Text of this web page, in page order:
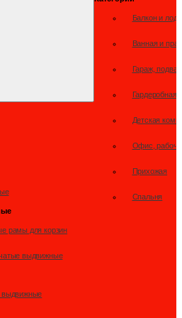
рамы для корзин
выдвижные
выдвижные
Балкон и
Ванная и
Гараж, подвал
Гардеробная
Детская
Офис,
Прихожая
Спальня